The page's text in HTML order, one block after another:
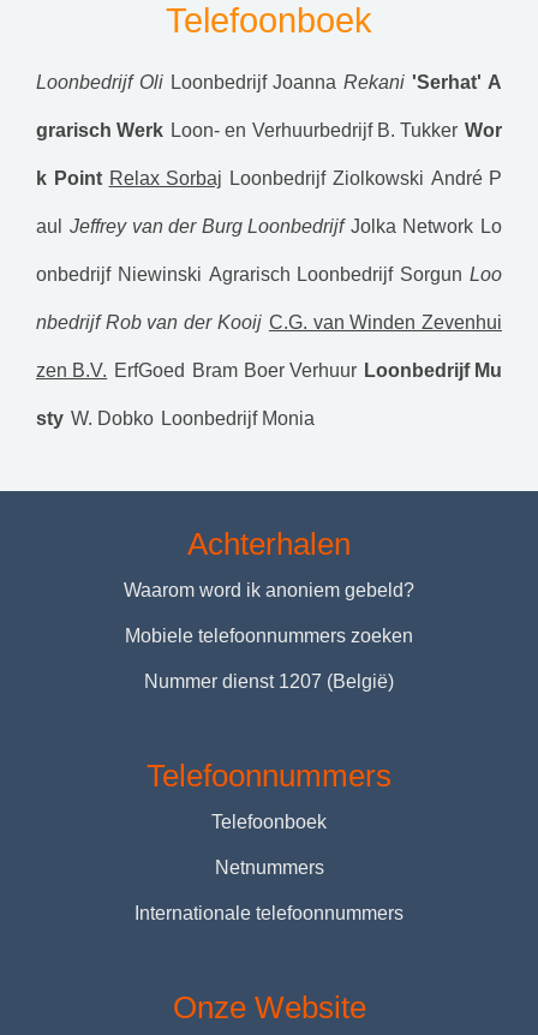
Telefoonboek
Loonbedrijf Oli Loonbedrijf Joanna Rekani 'Serhat' A
grarisch Werk Loon- en Verhuurbedrijf B. Tukker Wor
k Point Relax Sorbaj Loonbedrijf Ziolkowski André P
aul Jeffrey van der Burg Loonbedrijf Jolka Network Lo
onbedrijf Niewinski Agrarisch Loonbedrijf Sorgun Loo
nbedrijf Rob van der Kooij C.G. van Winden Zevenhui
zen B.V. ErfGoed Bram Boer Verhuur Loonbedrijf Mu
sty W. Dobko Loonbedrijf Monia
Achterhalen
Waarom word ik anoniem gebeld?
Mobiele telefoonnummers zoeken
Nummer dienst 1207 (België)
Telefoonnummers
Telefoonboek
Netnummers
Internationale telefoonnummers
Onze Website